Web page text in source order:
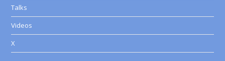
Talks
Videos
X